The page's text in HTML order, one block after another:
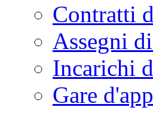
Contratti
Assegni
Incarichi
Gare